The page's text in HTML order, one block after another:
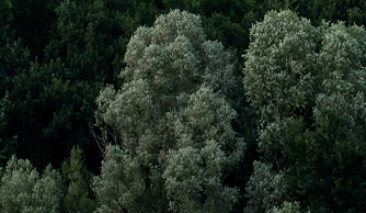
병원/센터